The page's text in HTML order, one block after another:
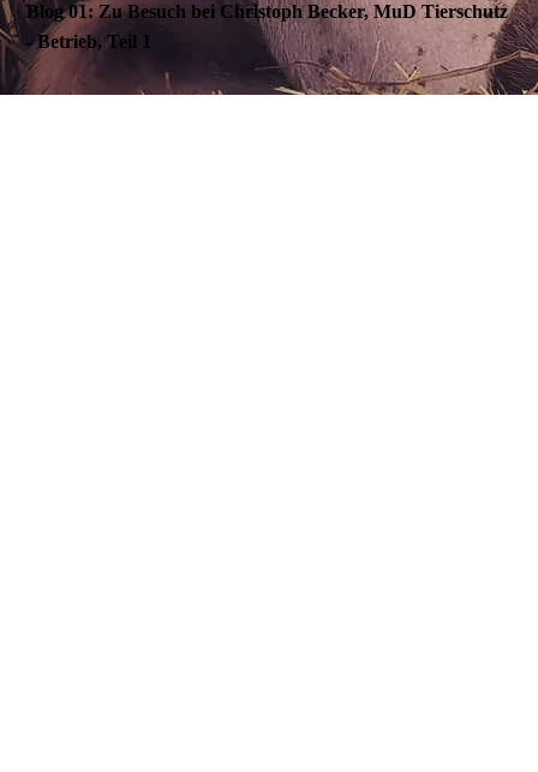
Blog 01: Zu Besuch bei Christoph Becker, MuD Tierschutz
- Betrieb, Teil 1